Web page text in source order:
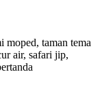
moped, taman tema
air, safari jip,